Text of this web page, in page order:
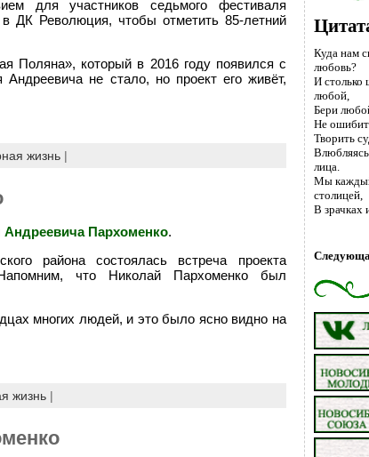
для участников седьмого фестиваля
ДК Революция, чтобы отметить 85-летний
Поляна», который в 2016 году появился с
не стало, но проект его живёт,
жизнь|
Андреевича Пархоменко.
района состоялась встреча проекта
что Николай Пархоменко был
многих людей, и это было ясно видно на
жизнь|
Куда нам
любовь?
И столько
любой,
Бери
Не
Творить
лица.
Мы
столицей,
В зрачках